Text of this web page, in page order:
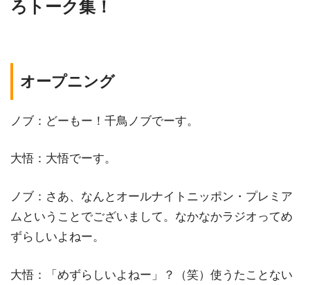
ろトーク集！
オープニング
ノブ：どーもー！千鳥ノブでーす。
大悟：大悟でーす。
ノブ：さあ、なんとオールナイトニッポン・プレミア
ムということでございまして。なかなかラジオってめ
ずらしいよねー。
大悟：「めずらしいよねー」？（笑）使うたことない